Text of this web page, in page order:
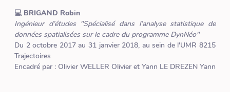
💻 BRIGAND Robin
Ingénieur d’études "Spécialisé dans l’analyse statistique de
données spatialisées sur le cadre du programme DynNéo"
Du 2 octobre 2017 au 31 janvier 2018, au sein de l'UMR 8215
Trajectoires
Encadré par : Olivier WELLER Olivier et Yann LE DREZEN Yann